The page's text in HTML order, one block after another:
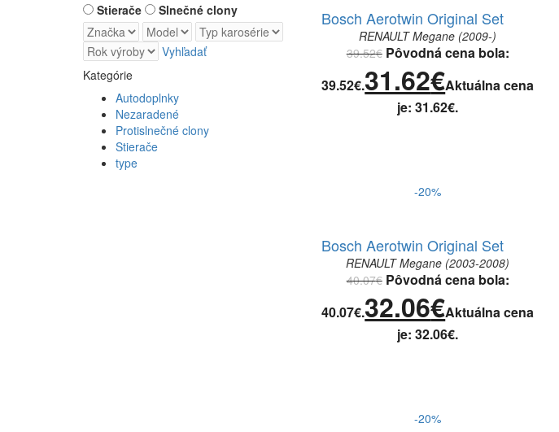
Bosch Aerotwin Original Set
RENAULT Megane (2009-)
39.52€ Pôvodná cena bola:
39.52€.31.62€Aktuálna cena
je: 31.62€.
-20%
Bosch Aerotwin Original Set
RENAULT Megane (2003-2008)
40.07€ Pôvodná cena bola:
40.07€.32.06€Aktuálna cena
je: 32.06€.
-20%
Stierače Slnečné clony
Vyhľadať
Kategórie
Autodoplnky
Nezaradené
Protislnečné clony
Stierače
type